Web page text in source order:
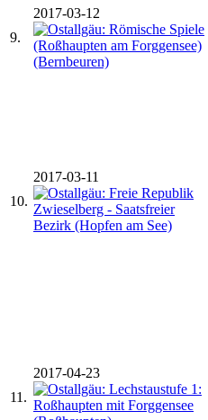
9.
2017-03-12
10.
2017-03-11
11.
2017-04-23